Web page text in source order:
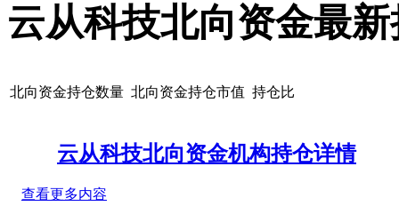
云从科技北向资金最
北向资金持仓数量 北向资金持仓市值 持仓比
云从科技北向资金机构持仓详情
查看更多内容